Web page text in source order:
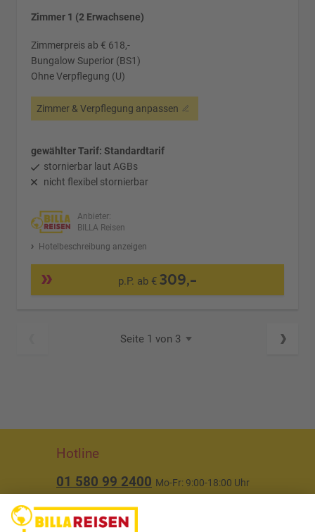
Zimmer 1 (2 Erwachsene)
Zimmerpreis ab € 618,-
Bungalow Superior (BS1)
Ohne Verpflegung (U)
Zimmer & Verpflegung anpassen
gewählter Tarif: Standardtarif
stornierbar laut AGBs
nicht flexibel stornierbar
Anbieter:
BILLA Reisen
Hotelbeschreibung anzeigen
p.P. ab € 309,-
Seite 1 von 3
Hotline
01 580 99 2400 Mo-Fr: 9:00-18:00 Uhr